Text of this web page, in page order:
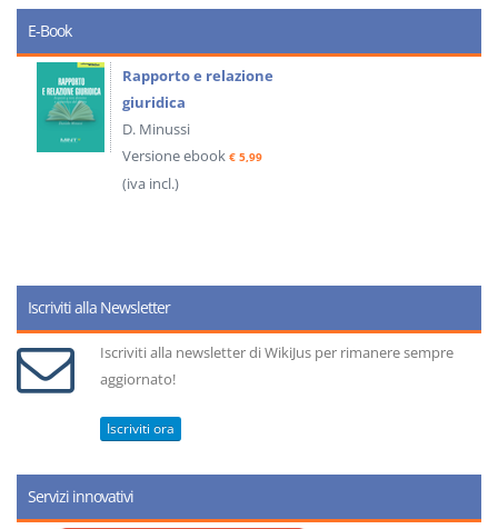
E-Book
Rapporto e relazione
giuridica
D. Minussi
Versione ebook € 5,99
(iva incl.)
Iscriviti alla Newsletter
Iscriviti alla newsletter di WikiJus per rimanere sempre
aggiornato!
Iscriviti ora
Servizi innovativi